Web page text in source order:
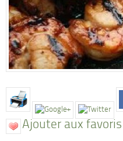
Ajouter aux favoris